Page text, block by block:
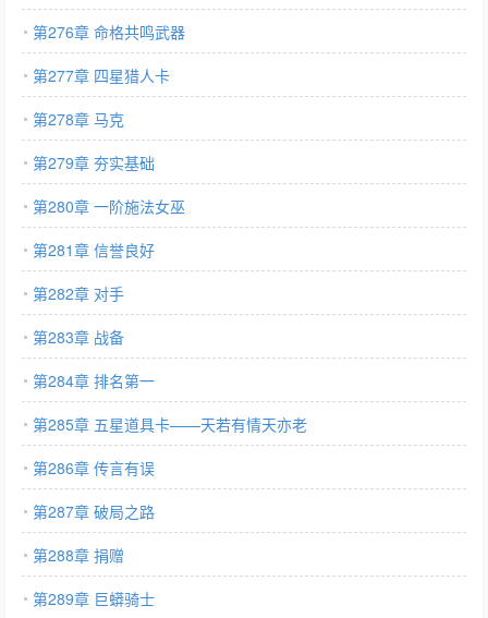
第276章 命格共鸣武器
第277章 四星猎人卡
第278章 马克
第279章 夯实基础
第280章 一阶施法女巫
第281章 信誉良好
第282章 对手
第283章 战备
第284章 排名第一
第285章 五星道具卡——天若有情天亦老
第286章 传言有误
第287章 破局之路
第288章 捐赠
第289章 巨蟒骑士